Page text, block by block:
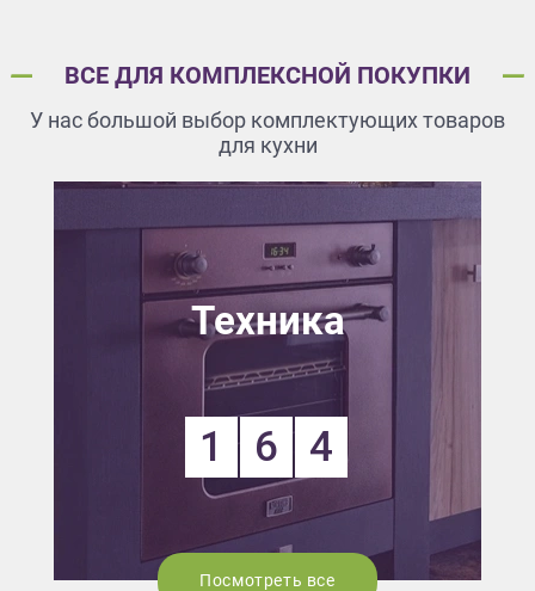
ВСЕ ДЛЯ КОМПЛЕКСНОЙ ПОКУПКИ
У нас большой выбор комплектующих товаров
для кухни
Техника
1 6 4
Посмотреть все